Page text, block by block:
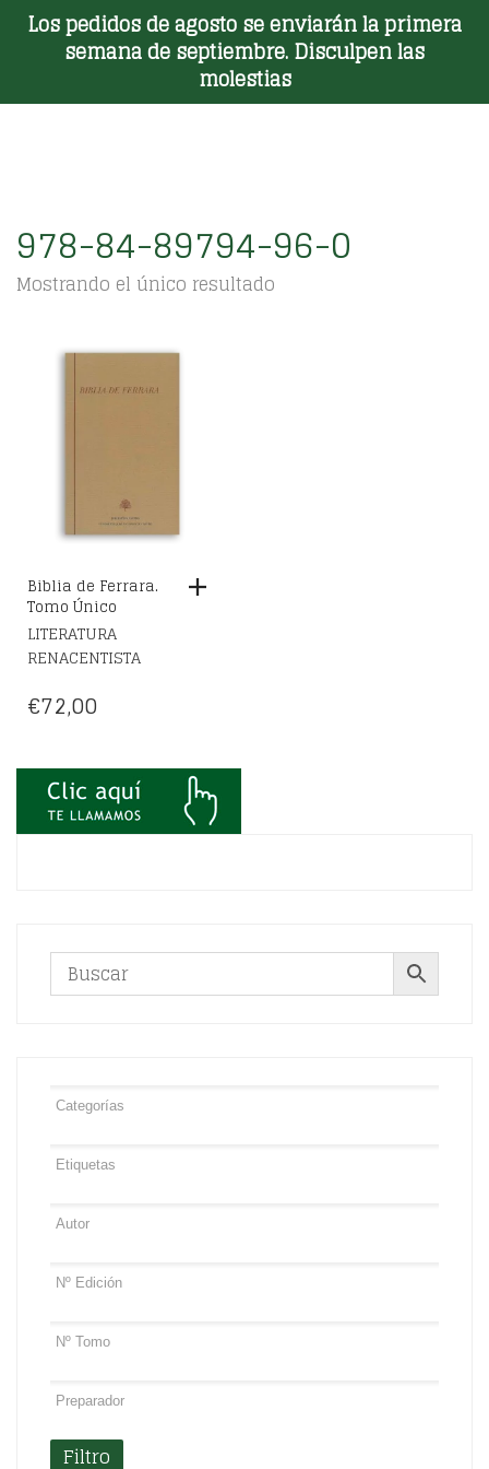
Los pedidos de agosto se enviarán la primera
semana de septiembre. Disculpen las
molestias
Toggle Menu
978-84-89794-96-0
Mostrando el único resultado
Biblia de Ferrara.
Tomo Único
LITERATURA
RENACENTISTA
€72,00
Filtro